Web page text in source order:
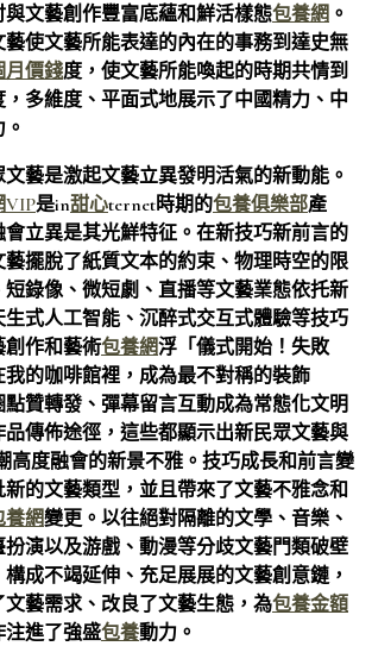
與文藝創作豐富底蘊和鮮活樣態包養網 。
使文藝所能表達的內在的事務到達史無
月價錢度，使文藝所能喚起的時期共情到
多維度、平面式地展示了中國精力、中
藝是激起文藝立異發明活氣的新動能。
VIP是in甜心ternet時期的包養俱樂部產
立異是其光鮮特征。在新技巧新前言的
藝擺脫了紙質文本的約束、物理時空的限
錄像、微短劇、直播等文藝業態依托新
式人工智能、沉醉式交互式體驗等技巧
創作和藝術包養網浮「儀式開始！失敗
的咖啡館裡，成為最不對稱的裝飾
贊轉發、彈幕留言互動成為常態化文明
傳佈途徑，這些都顯示出新民眾文藝與
高度融會的新景不雅。技巧成長和前言變
的文藝類型，並且帶來了文藝不雅念和
養網變更。以往絕對隔離的文學、音樂、
演以及游戲、動漫等分歧文藝門類破壁
成不竭延伸、充足展展的文藝創意鏈，
藝需求、改良了文藝生態，為包養金額
注進了強盛包養動力。